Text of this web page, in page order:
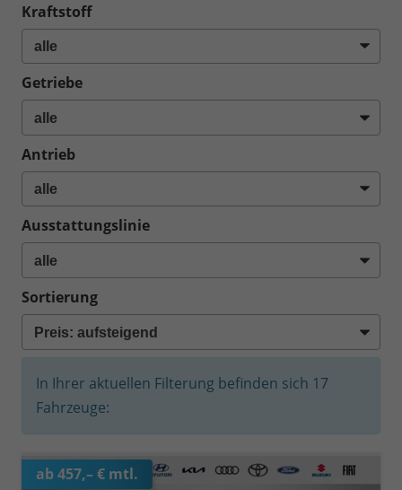
Kraftstoff
Getriebe
Antrieb
Ausstattungslinie
Sortierung
In Ihrer aktuellen Filterung befinden sich 17
Fahrzeuge:
ab 457,– € mtl.